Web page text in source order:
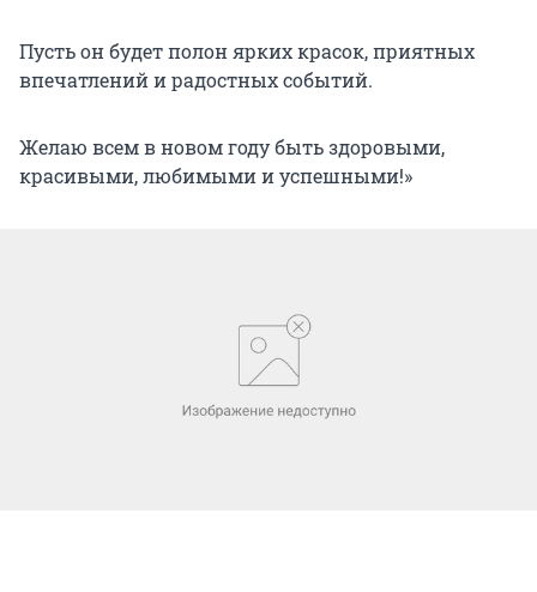
Пусть он будет полон ярких красок, приятных
впечатлений и радостных событий.
Желаю всем в новом году быть здоровыми,
красивыми, любимыми и успешными!»